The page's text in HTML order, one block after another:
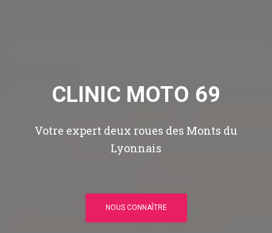
CLINIC MOTO 69
Votre expert deux roues des Monts du
Lyonnais
NOUS CONNAÎTRE